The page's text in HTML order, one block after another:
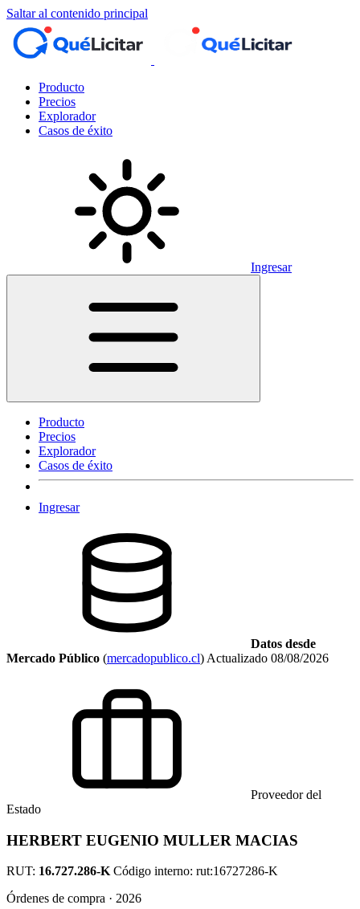
Saltar al contenido principal
Producto
Precios
Explorador
Casos de éxito
Ingresar
Producto
Precios
Explorador
Casos de éxito
Ingresar
Datos desde
Mercado Público (mercadopublico.cl) Actualizado 08/08/2026
Proveedor del
Estado
HERBERT EUGENIO MULLER MACIAS
RUT: 16.727.286-K Código interno: rut:16727286-K
Órdenes de compra · 2026